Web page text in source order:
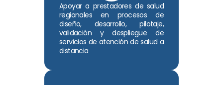
Apoyar a prestadores de salud
regionales en procesos de
diseño, desarrollo, pilotaje,
validación y despliegue de
servicios de atención de salud a
distancia